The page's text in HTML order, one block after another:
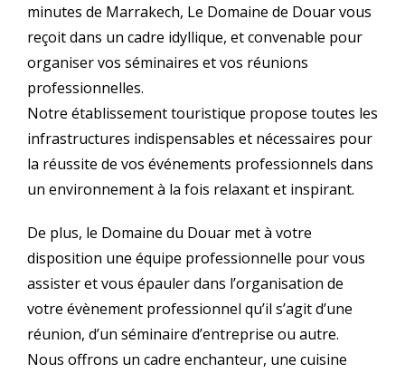
minutes de Marrakech, Le Domaine de Douar vous
reçoit dans un cadre idyllique, et convenable pour
organiser vos séminaires et vos réunions
professionnelles.
Notre établissement touristique propose toutes les
infrastructures indispensables et nécessaires pour
la réussite de vos événements professionnels dans
un environnement à la fois relaxant et inspirant.
De plus, le Domaine du Douar met à votre
disposition une équipe professionnelle pour vous
assister et vous épauler dans l’organisation de
votre évènement professionnel qu’il s’agit d’une
réunion, d’un séminaire d’entreprise ou autre.
Nous offrons un cadre enchanteur, une cuisine